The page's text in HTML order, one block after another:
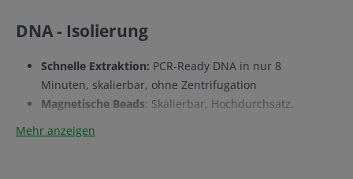
DNA - Isolierung
Schnelle Extraktion: PCR-Ready DNA in nur 8
Minuten, skalierbar, ohne Zentrifugation
Magnetische Beads: Skalierbar, Hochdurchsatz.
automatisierbar
Salzfällungsmethode:
Mehr anzeigen